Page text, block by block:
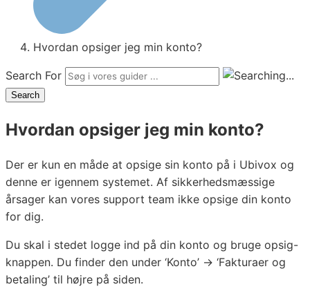
Hvordan opsiger jeg min konto?
Search For
Search
Hvordan opsiger jeg min konto?
Der er kun en måde at opsige sin konto på i Ubivox og
denne er igennem systemet. Af sikkerhedsmæssige
årsager kan vores support team ikke opsige din konto
for dig.
Du skal i stedet logge ind på din konto og bruge opsig-
knappen. Du finder den under ‘Konto’ → ‘Fakturaer og
betaling’ til højre på siden.